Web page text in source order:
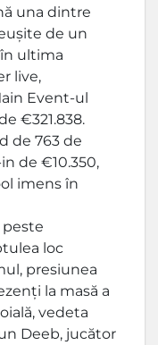
una dintre
de un
ultima
live,
Event-ul
€321.838.
de 763 de
de €10.350,
imens în
loc
presiunea
la masă a
vedeta
Deeb, jucător